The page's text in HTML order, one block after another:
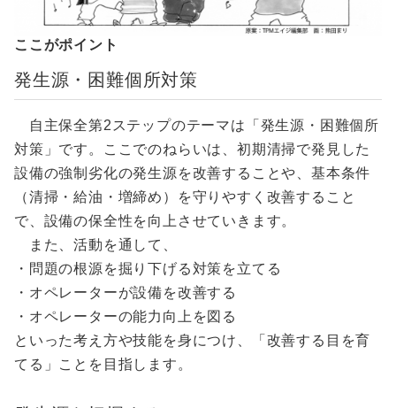
ここがポイント
発生源・困難個所対策
自主保全第2ステップのテーマは「発生源・困難個所
対策」です。ここでのねらいは、初期清掃で発見した
設備の強制劣化の発生源を改善することや、基本条件
（清掃・給油・増締め）を守りやすく改善すること
で、設備の保全性を向上させていきます。
また、活動を通して、
・問題の根源を掘り下げる対策を立てる
・オペレーターが設備を改善する
・オペレーターの能力向上を図る
といった考え方や技能を身につけ、「改善する目を育
てる」ことを目指します。